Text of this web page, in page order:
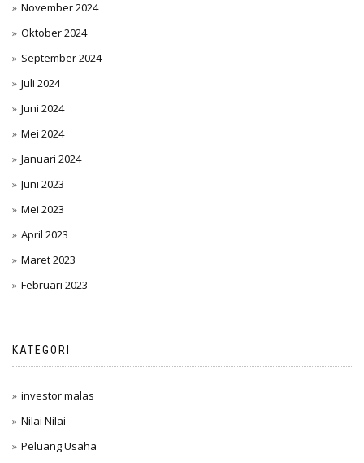
November 2024
Oktober 2024
September 2024
Juli 2024
Juni 2024
Mei 2024
Januari 2024
Juni 2023
Mei 2023
April 2023
Maret 2023
Februari 2023
KATEGORI
investor malas
Nilai Nilai
Peluang Usaha